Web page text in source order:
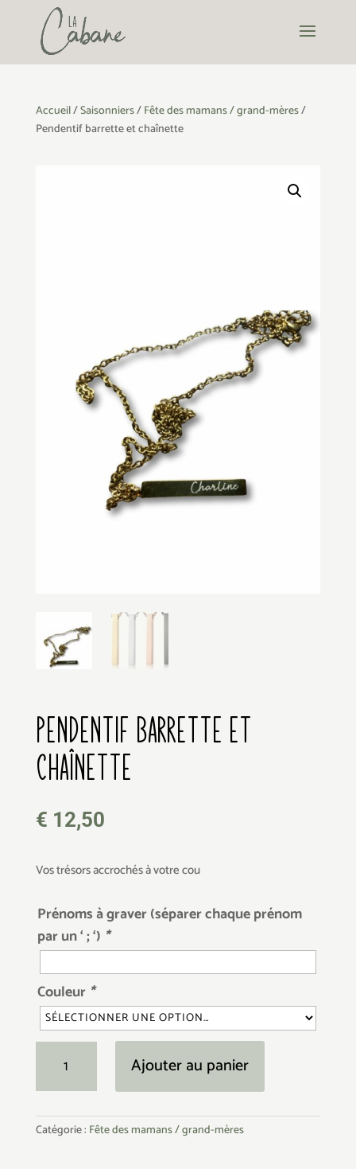
Accueil/Saisonniers/Fête des mamans / grand-mères/
Pendentif barrette et chaînette
PENDENTIF BARRETTE ET
CHAÎNETTE
€ 12,50
Vos trésors accrochés à votre cou
Prénoms à graver (séparer chaque prénom
par un ‘ ; ‘) *
Couleur *
Pendentif
barrette
et
Ajouter au panier
Catégorie : Fête des mamans / grand-mères